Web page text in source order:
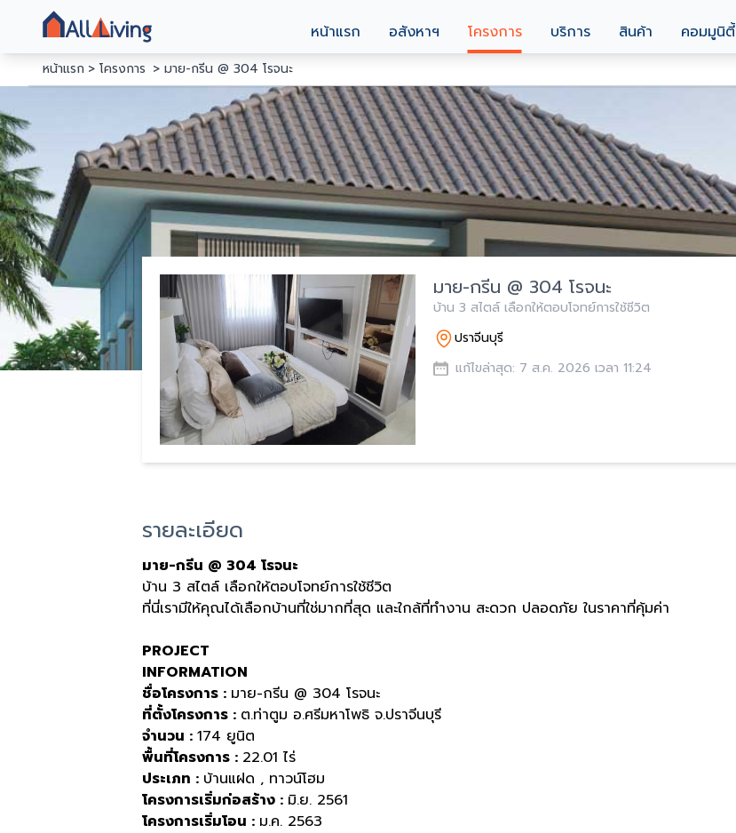
หน้าแรก อสังหาฯ โครงการ บริการ สินค้า คอมมูนิตี้
หน้าแรก โครงการ มาย-กรีน @ 304 โรจนะ
มาย-กรีน @ 304 โรจนะ
บ้าน 3 สไตล์ เลือกให้ตอบโจทย์การใช้ชีวิต
ปราจีนบุรี
แก้ไขล่าสุด: 7 ส.ค. 2026 เวลา 11:24
รายละเอียด
มาย-กรีน @ 304 โรจนะ
บ้าน 3 สไตล์ เลือกให้ตอบโจทย์การใช้ชีวิต
ที่นี่เรามีให้คุณได้เลือกบ้านที่ใช่มากที่สุด และใกล้ที่ทำงาน สะดวก ปลอดภัย ในราคาที่คุ้มค่า
PROJECT
INFORMATION
ชื่อโครงการ : มาย-กรีน @ 304 โรจนะ
ที่ตั้งโครงการ : ต.ท่าตูม อ.ศรีมหาโพธิ จ.ปราจีนบุรี
จำนวน : 174 ยูนิต
พื้นที่โครงการ : 22.01 ไร่
ประเภท : บ้านแฝด , ทาวน์โฮม
โครงการเริ่มก่อสร้าง : มิ.ย. 2561
โครงการเริ่มโอน : ม.ค. 2563